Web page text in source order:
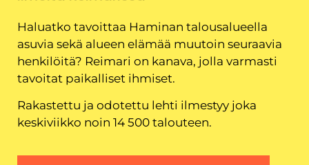
Haluatko tavoittaa Haminan talousalueella
asuvia sekä alueen elämää muutoin seuraavia
henkilöitä? Reimari on kanava, jolla varmasti
tavoitat paikalliset ihmiset.
Rakastettu ja odotettu lehti ilmestyy joka
keskiviikko noin 14 500 talouteen.